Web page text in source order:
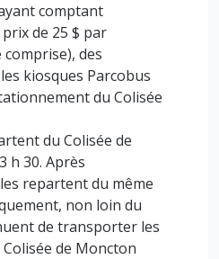
comptant
de 25 $ par
des
kiosques Parcobus
du Colisée
du Colisée de
h 30. Après
repartent du même
non loin du
de transporter les
de Moncton